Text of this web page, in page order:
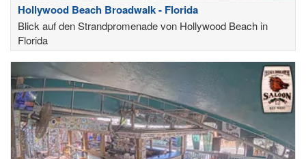
Hollywood Beach Broadwalk - Florida
Blick auf den Strandpromenade von Hollywood Beach in
Florida